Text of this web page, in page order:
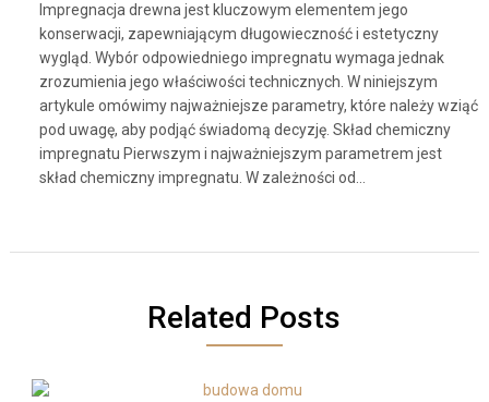
Impregnacja drewna jest kluczowym elementem jego
konserwacji, zapewniającym długowieczność i estetyczny
wygląd. Wybór odpowiedniego impregnatu wymaga jednak
zrozumienia jego właściwości technicznych. W niniejszym
artykule omówimy najważniejsze parametry, które należy wziąć
pod uwagę, aby podjąć świadomą decyzję. Skład chemiczny
impregnatu Pierwszym i najważniejszym parametrem jest
skład chemiczny impregnatu. W zależności od…
Related Posts